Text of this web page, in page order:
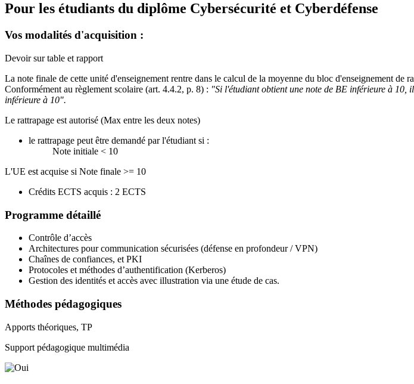
Pour les étudiants du diplôme Cybersécurité et Cyberdéfense
Vos modalités d'acquisition :
Devoir sur table et rapport
La note finale de cette unité d'enseignement rentre dans le calcul de la moyenne du bloc d'enseignement de
Conformément au règlement scolaire (art. 4.4.2, p. 8) : "Si l'étudiant obtient une note de BE inférieure à 10,
inférieure à 10".
Le rattrapage est autorisé (Max entre les deux notes)
le rattrapage peut être demandé par l'étudiant si :
Note initiale < 10
L'UE est acquise si Note finale >= 10
Crédits ECTS acquis : 2 ECTS
Programme détaillé
Contrôle d’accès
Architectures pour communication sécurisées (défense en profondeur / VPN)
Chaînes de confiances, et PKI
Protocoles et méthodes d’authentification (Kerberos)
Gestion des identités et accès avec illustration via une étude de cas.
Méthodes pédagogiques
Apports théoriques, TP
Support pédagogique multimédia